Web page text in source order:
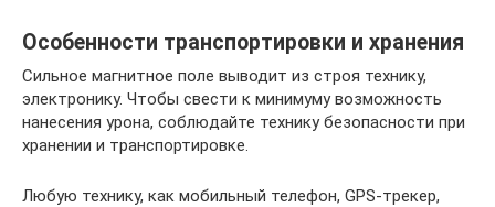
Особенности транспортировки и хранения
Сильное магнитное поле выводит из строя технику,
электронику. Чтобы свести к минимуму возможность
нанесения урона, соблюдайте технику безопасности при
хранении и транспортировке.
Любую технику, как мобильный телефон, GPS-трекер,